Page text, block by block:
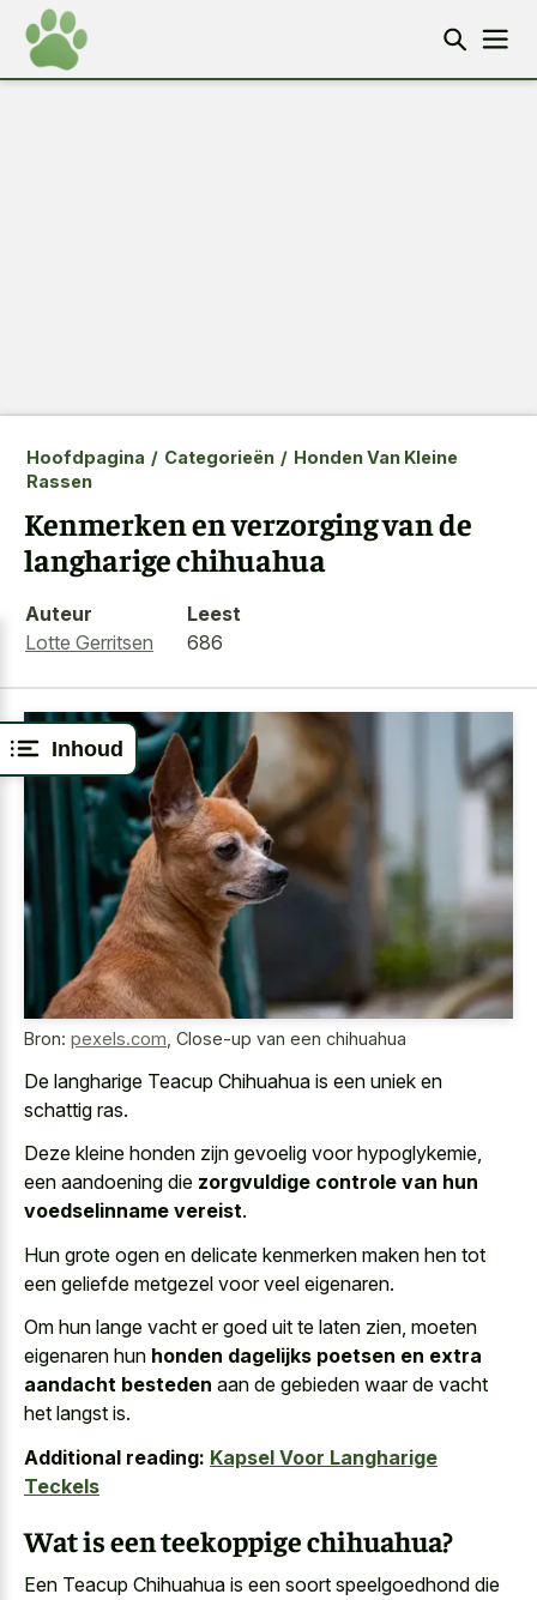
Inhoud
Hoofdpagina / Categorieën / Honden Van Kleine
Rassen
Kenmerken en verzorging van de
langharige chihuahua
Auteur
Lotte Gerritsen
Leest
686
Bron: pexels.com Close-up van een chihuahua
De langharige Teacup Chihuahua is een uniek en
schattig ras.
Deze kleine honden zijn gevoelig voor hypoglykemie,
een aandoening die zorgvuldige controle van hun
voedselinname vereist.
Hun grote ogen en delicate kenmerken maken hen tot
een geliefde metgezel voor veel eigenaren.
Om hun lange vacht er goed uit te laten zien, moeten
eigenaren hun honden dagelijks poetsen en extra
aandacht besteden aan de gebieden waar de vacht
het langst is.
Additional reading: Kapsel Voor Langharige
Teckels
Wat is een teekoppige chihuahua?
Een Teacup Chihuahua is een soort speelgoedhond die